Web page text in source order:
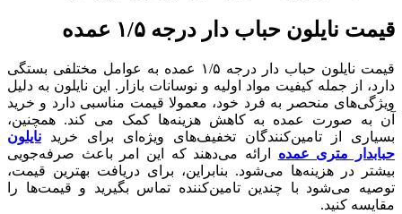
قیمت نایلون حباب دار درجه ۱/۵ عمده
قیمت نایلون حباب دار درجه ۱/۵ عمده به عوامل مختلفی بستگی
دارد، از جمله کیفیت مواد اولیه و نوسانات بازار. این نایلون به دلیل
ویژگی‌های منحصر به فرد خود، معمولا قیمت مناسبی دارد و خرید
آن به صورت عمده به کاهش هزینه‌ها کمک می کند. همچنین،
بسیاری از تامین‌کنندگان تخفیف‌های ویژه‌ای برای خرید نایلون
حبابدار متری عمده ارائه می‌دهند که این امر باعث صرفه‌جویی
بیشتر در هزینه‌ها می‌شود. بنابراین، برای دریافت بهترین قیمت،
توصیه می‌شود با چندین تامین‌کننده تماس بگیرید و قیمت‌ها را
مقایسه کنید.